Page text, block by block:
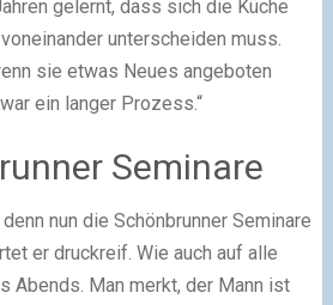
gelernt, dass sich die Küche
unterscheiden muss.
sie etwas Neues angeboten
ein langer Prozess.“
Seminare
nun die Schönbrunner Seminare
er druckreif. Wie auch auf alle
Abends. Man merkt, der Mann ist